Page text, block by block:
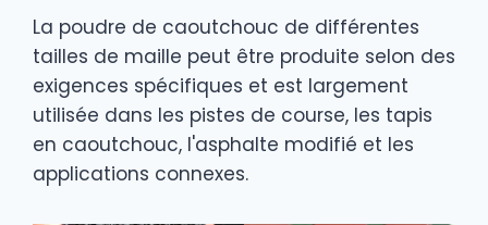
La poudre de caoutchouc de différentes
tailles de maille peut être produite selon des
exigences spécifiques et est largement
utilisée dans les pistes de course, les tapis
en caoutchouc, l'asphalte modifié et les
applications connexes.